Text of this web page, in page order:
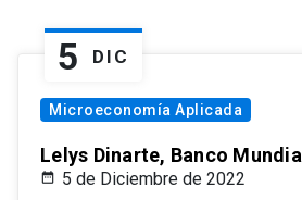
5 DIC
Microeconomía Aplicada
Lelys Dinarte, Banco Mundial
5 de Diciembre de 2022